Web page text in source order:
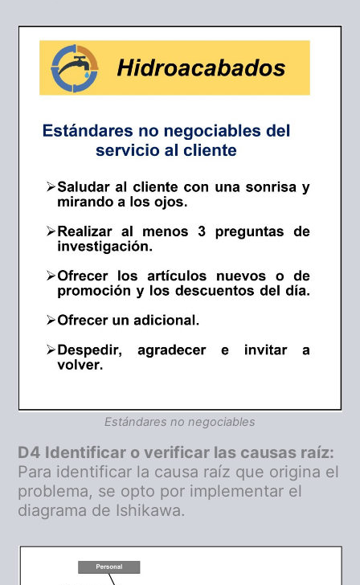
Estándares no negociables
D4 Identificar o verificar las causas raíz:
Para identificar la causa raíz que origina el
problema, se opto por implementar el
diagrama de Ishikawa.